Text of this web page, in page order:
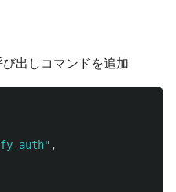
び出しコマンドを追加
auth" ,